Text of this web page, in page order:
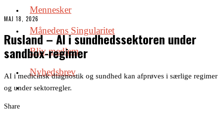
Mennesker
Månedens Singularitet
Bliv medlem
Nyhedsbrev
MAJ 18, 2026
Rusland – AI i sundhedssektoren under
sandbox-regimer
AI i medicinsk diagnostik og sundhed kan afprøves i særlige regimer
og under sektorregler.
Share